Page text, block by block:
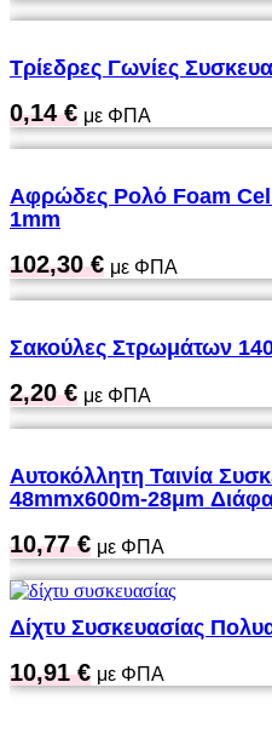
Τρίεδρες Γωνίες
0,14€ με ΦΠΑ
Αφρώδες Ρολό Foam
1mm
102,30€ με ΦΠΑ
Σακούλες Στρωμάτων
2,20€ με ΦΠΑ
Αυτοκόλλητη Ταινία
48mmx600m-28μm
10,77€ με ΦΠΑ
Δίχτυ Συσκευασίας
10,91€ με ΦΠΑ